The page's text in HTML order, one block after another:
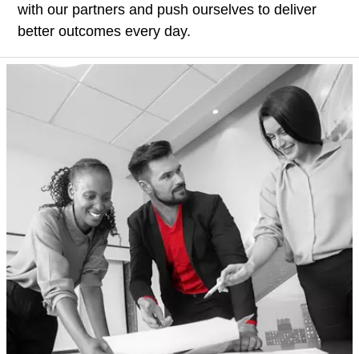
with our partners and push ourselves to deliver
better outcomes every day.